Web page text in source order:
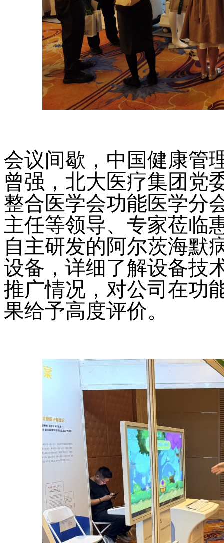
会议间歇，中国健康管
曾强，北大医疗集团党
整合医学会功能医学分
主任等领导、专家莅临
自主研发的阿尔茨海默
设备 ，详细了解设备技
推广情况，对公司在功
果给予高度评价。